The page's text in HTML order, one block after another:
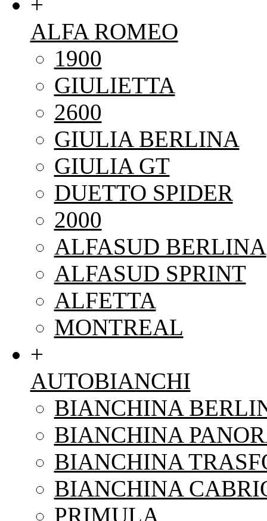
ALFA ROMEO
1900
GIULIETTA
2600
GIULIA BERLINA
GIULIA GT
DUETTO SPIDER
2000
ALFASUD BERLINA
ALFASUD SPRINT
ALFETTA
MONTREAL
+
AUTOBIANCHI
BIANCHINA
BIANCHINA
BIANCHINA
BIANCHINA
PRIMULA